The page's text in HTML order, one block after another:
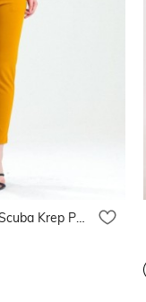
Beli Lastikli Cepli Bağuclu Scuba Krep Pantolon